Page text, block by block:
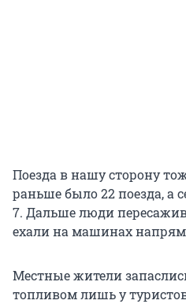
Поезда в нашу сторону
раньше было 22 поезда, а
7. Дальше люди
ехали на машинах
Местные жители
топливом лишь у